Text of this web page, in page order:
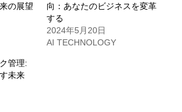
の展望
向：あなたのビジネスを変革
する
2024年5月20日
AI TECHNOLOGY
管理:
未来